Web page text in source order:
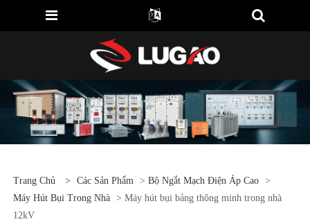
Trang Chủ > Các Sản Phẩm > Bộ Ngắt Mạch Điện Áp Cao
>
Máy Hút Bụi Trong Nhà
> Máy hút bụi bảng thông minh trong nhà
12kV